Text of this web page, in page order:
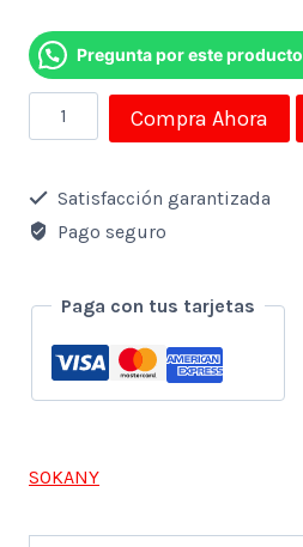
Pregunta por este producto
Vaporizador
de
ropa
con
Sokany
SK-
4002
de
potencia,
Compra Ahora
Satisfacción garantizada
Pago seguro
Paga con tus tarjetas
SOKANY